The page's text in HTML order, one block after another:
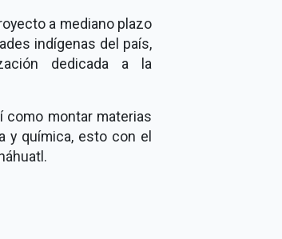
a mediano plazo
indígenas del país,
dedicada a la
como montar materias
y química, esto con el